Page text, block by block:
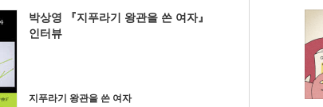
박상영 『지푸라기 왕관을 쓴 여자』
인터뷰
지푸라기 왕관을 쓴 여자